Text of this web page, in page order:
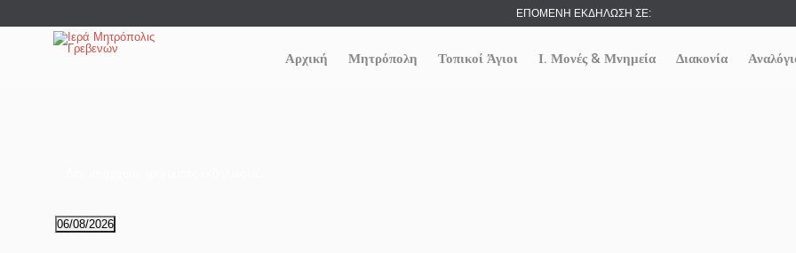
ΕΠΟΜΕΝΗ ΕΚΔΗΛΩΣΗ ΣΕ:
Αρχική Μητρόπολη Τοπικοί Άγιοι Ι. Μονές & Μνημεία Διακονία
06/08/2026